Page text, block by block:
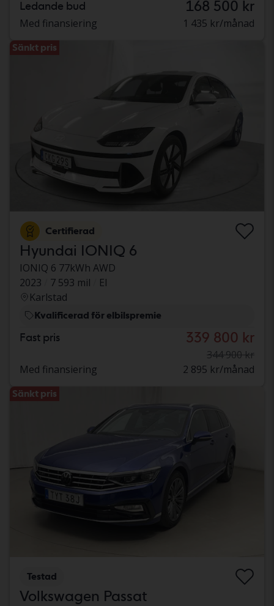
Ledande bud 168 500 kr
Med finansiering 1 435 kr/månad
Sänkt pris
Certifierad
Hyundai IONIQ 6
IONIQ 6 77kWh AWD
2023
7 593 mil
El
Karlstad
Kvalificerad för elbilspremie
Fast pris 339 800 kr
344 900 kr
Med finansiering
2 895 kr/månad
Sänkt pris
Testad
Volkswagen Passat